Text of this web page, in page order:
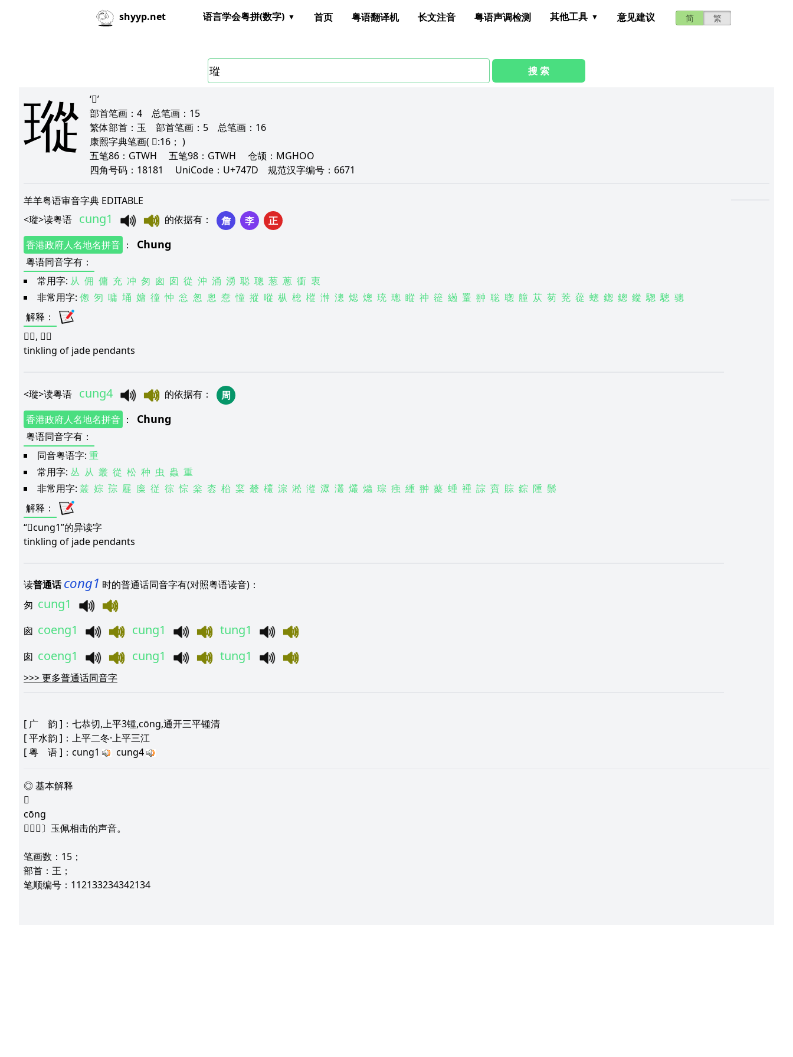
shyyp.net 简 繁
语言学会粤拼(数字) 首页 粤语翻译机 长文注音 粤语声调检测 其他工具 意见建议
搜 索
瑽
‘𪻐’
部首笔画： 4 总笔画： 15
繁体部首： 玉 部首笔画： 5 总笔画： 16
康熙字典笔画( 𪻐:16； )
五笔86： GTWH 五笔98： GTWH 仓颉： MGHOO
四角号码： 18181 UniCode： U+747D 规范汉字编号： 6671
羊羊粤语审音字典 EDITABLE
<瑽>读粤语 cung1 的依据有 ： 詹 李
正
香港政府人名地名拼音 ： Chung
粤语同音字有 ：
常用字: 从 佣 傭 充 冲 匆 囪 囱 從 沖 涌 湧 聪 聰 葱 蔥 衝 衷
非常用字: 偬 匇 嘃 埇 嫞 徸 忡 忩 怱 悤 憃 憧 摐 暰 枞 棇 樅 浺 漗 焧 熜 珫 璁 瞛 祌 篵 繱 罿 翀 聡 聦 艟 苁 茐 茺 蓯 蟌 鍯 鏓 鏦 騘 驄 骢
解释 ：
𪻐瑢, 琤𪻐
tinkling of jade pendants
<瑽>读粤语 cung4 的依据有 ：
周
香港政府人名地名拼音 ： Chung
粤语同音字有 ：
同音粤语字: 重
常用字: 丛 从 叢 從 松 种 虫 蟲 重
非常用字: 䕺 婃 孮 屣 庺 従 徖 悰 枀 枩 柗 梥 樷 欉 淙 淞 漎 潀 灇 爜 爞 琮 痋 緟 翀 藂 蝩 褈 誴 賨 賩 錝 隀 鬃
解释 ：
“𪻐cung1”的异读字
tinkling of jade pendants
读普通话 cong1 时的普通话同音字有(对照粤语读音)：
匆 cung1
囪 coeng1 cung1 tung1
囱 coeng1 cung1 tung1
>>>更多普通话同音字
[ 广 韵 ]：七恭切,上平3锺,cōng,通开三平锺清
[平水韵 ]：上平二冬·上平三江
[粤 语]：cung1 cung4
◎ 基本解释
𪻐
cōng
〔𪻐瑢〕玉佩相击的声音。
笔画数：15；
部首：王；
笔顺编号：112133234342134